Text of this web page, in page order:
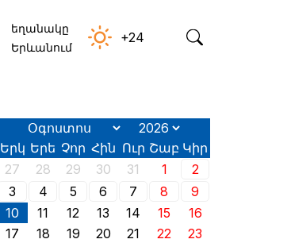
եղանակը
Երևանում
+24
Երկ Երե Չոր Հին Ուր Շաբ Կիր
27
28 29 30 31 1
2
3
4 5 6 7 8
9
10
11 12 13 14 15
16
17
18 19 20 21 22
23